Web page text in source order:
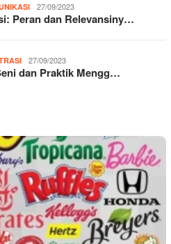
27/09/2023
Peran dan Relevansiny…
27/09/2023
dan Praktik Mengg…